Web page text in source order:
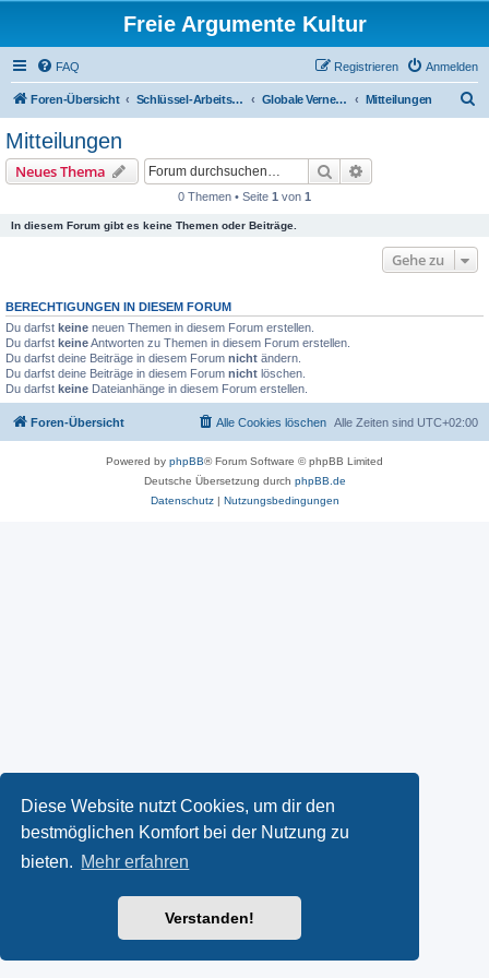
Diese Website nutzt Cookies, um dir den
bestmöglichen Komfort bei der Nutzung zu
bieten. Mehr erfahren
Verstanden!
Freie Argumente Kultur
FAQ Anmelden
Registrieren
Foren-Übersicht Schlüssel-Arbeits-Gruppen(AGs) Globale Vernetzung Mitteilungen
Mitteilungen
Neues Thema Suche
0 Themen • Seite 1 von 1
In diesem Forum gibt es keine Themen oder Beiträge.
Gehe zu
BERECHTIGUNGEN IN DIESEM FORUM
Du darfst keine neuen Themen in diesem Forum erstellen.
Du darfst keineAntworten zu Themen in diesem Forum erstellen.
Du darfst deine Beiträge in diesem Forum nicht ändern.
Du darfst deine Beiträge in diesem Forum nicht löschen.
Du darfst keine Dateianhänge in diesem Forum erstellen.
Foren-Übersicht Alle Zeiten sind UTC+02:00
Alle Cookies löschen
Powered by phpBB® Forum Software © phpBB Limited
Deutsche Übersetzung durch phpBB.de
Datenschutz| Nutzungsbedingungen